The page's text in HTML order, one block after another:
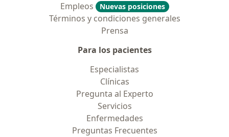
Empleos
Nuevas posiciones
Términos y condiciones generales
Prensa
Para los pacientes
Especialistas
Clínicas
Pregunta al Experto
Servicios
Enfermedades
Preguntas Frecuentes